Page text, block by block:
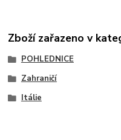
Zboží zařazeno v
POHLEDNICE
Zahraničí
Itálie